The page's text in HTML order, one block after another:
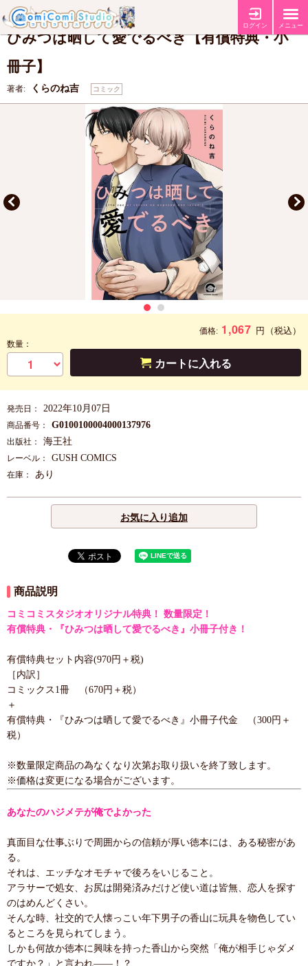
ログイン メニュー
特典 【有償特典・『ひみつは晒して愛でるべき』小冊子】
ひみつは晒して愛でるべき【有償特典・小
冊子】
著者: くらのね吉 コミック
価格: 1,067 円 （税込）
数量：
カートに入れる
発売日： 2022年10月07日
商品番号： G0100100004000137976
出版社： 海王社
レーベル： GUSH COMICS
在庫： あり
お気に入り追加
商品説明
コミコミスタジオオリジナル特典！ 数量限定！
有償特典・『ひみつは晒して愛でるべき』小冊子付き！
有償特典セット内容(970円＋税)
［内訳］
コミックス1冊 （670円＋税）
＋
有償特典・『ひみつは晒して愛でるべき』小冊子代金 （300円＋
税）
※数量限定商品の為なくなり次第お取り扱いを終了致します。
※価格は変更になる場合がございます。
あなたのハジメテが俺でよかった
真面目な仕事ぶりで周囲からの信頼が厚い徳本には、ある秘密があ
る。
それは、エッチなオモチャで後ろをいじること。
アラサーで処女、お尻は開発済みだけど使い道は皆無、恋人を探す
のはめんどくさい。
そんな時、社交的で人懐っこい年下男子の香山に玩具を物色してい
るところを見られてしまう。
しかも何故か徳本に興味を持った香山から突然「俺が相手じゃダメ
ですか？」と言われ――！？